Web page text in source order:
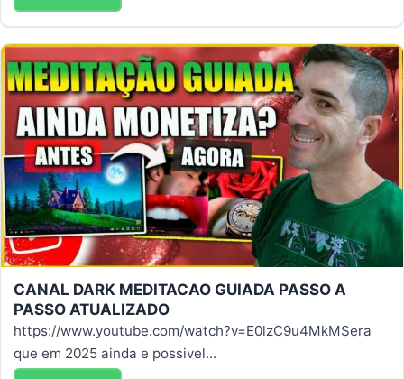
CANAL DARK MEDITACAO GUIADA PASSO A
PASSO ATUALIZADO
https://www.youtube.com/watch?v=E0lzC9u4MkMSera
que em 2025 ainda e possivel...